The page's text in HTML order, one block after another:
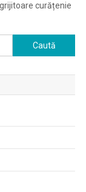
curățenie
Caută
după: